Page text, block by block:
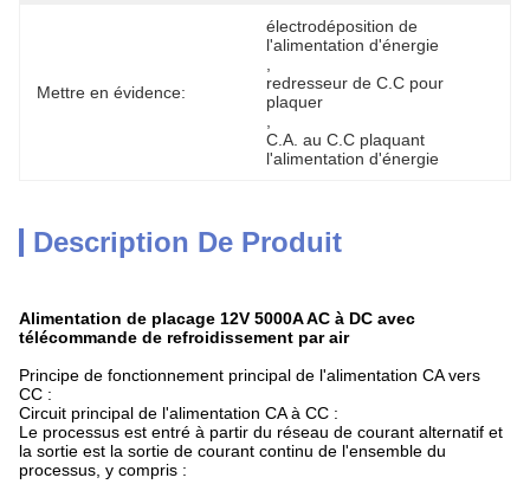
Mettre en évidence:
électrodéposition de
l'alimentation d'énergie
redresseur de C.C pour
plaquer
C.A. au C.C plaquant
l'alimentation d'énergie
Description De Produit
Alimentation de placage 12V 5000A AC à DC avec
télécommande de refroidissement par air
Principe de fonctionnement principal de l'alimentation CA vers
CC :
Circuit principal de l'alimentation CA à CC :
Le processus est entré à partir du réseau de courant alternatif et
la sortie est la sortie de courant continu de l'ensemble du
processus, y compris :